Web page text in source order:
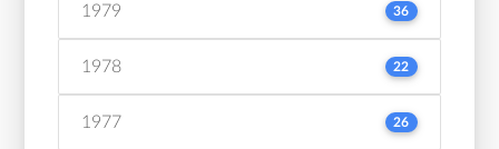
1979 36
1978 22
1977 26